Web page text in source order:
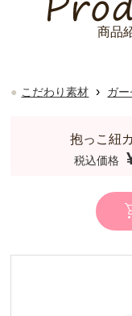
商品
こだわり素材 › ガ
抱っこ紐
税込価格